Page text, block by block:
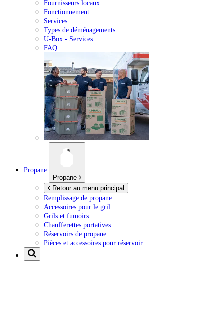
Fournisseurs locaux
Fonctionnement
Services
Types de déménagements
U-Box - Services
FAQ
Propane
Propane
Retour au menu principal
Remplissage de propane
Accessoires pour le gril
Grils et fumoirs
Chaufferettes portatives
Réservoirs de propane
Pièces et accessoires pour réservoir